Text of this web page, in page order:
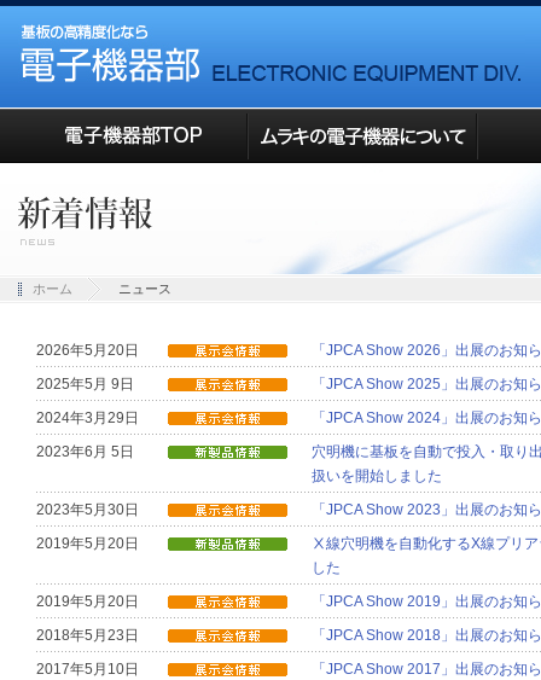
ホーム ニュース
2026年5月20日
「JPCA Show 2026」出展のお知
2025年5月 9日
「JPCA Show 2025」出展のお知
2024年3月29日
「JPCA Show 2024」出展のお知
2023年6月 5日
穴明機に基板を自動で投入・取り
扱いを開始しました
2023年5月30日
「JPCA Show 2023」出展のお知
2019年5月20日
Ⅹ線穴明機を自動化するX線プリ
した
2019年5月20日
「JPCA Show 2019」出展のお知
2018年5月23日
「JPCA Show 2018」出展のお知
2017年5月10日
「JPCA Show 2017」出展のお知